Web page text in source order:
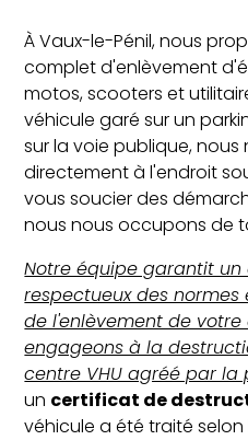
À Vaux-le-Pénil, nous
complet d'enlèvement
motos, scooters et
véhicule garé sur un
sur la voie publique,
directement à l'endroit
vous soucier des
nous nous occupons de
Notre équipe garantit
respectueux des normes
de l'enlèvement de votre
engageons à la
centre VHU agréé par la
un certificat de
véhicule a été traité